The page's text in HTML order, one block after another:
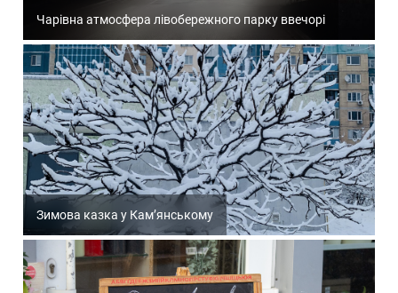
Чарівна атмосфера лівобережного парку ввечорі
Зимова казка у Кам’янському